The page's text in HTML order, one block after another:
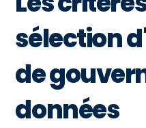
sélection
de
données